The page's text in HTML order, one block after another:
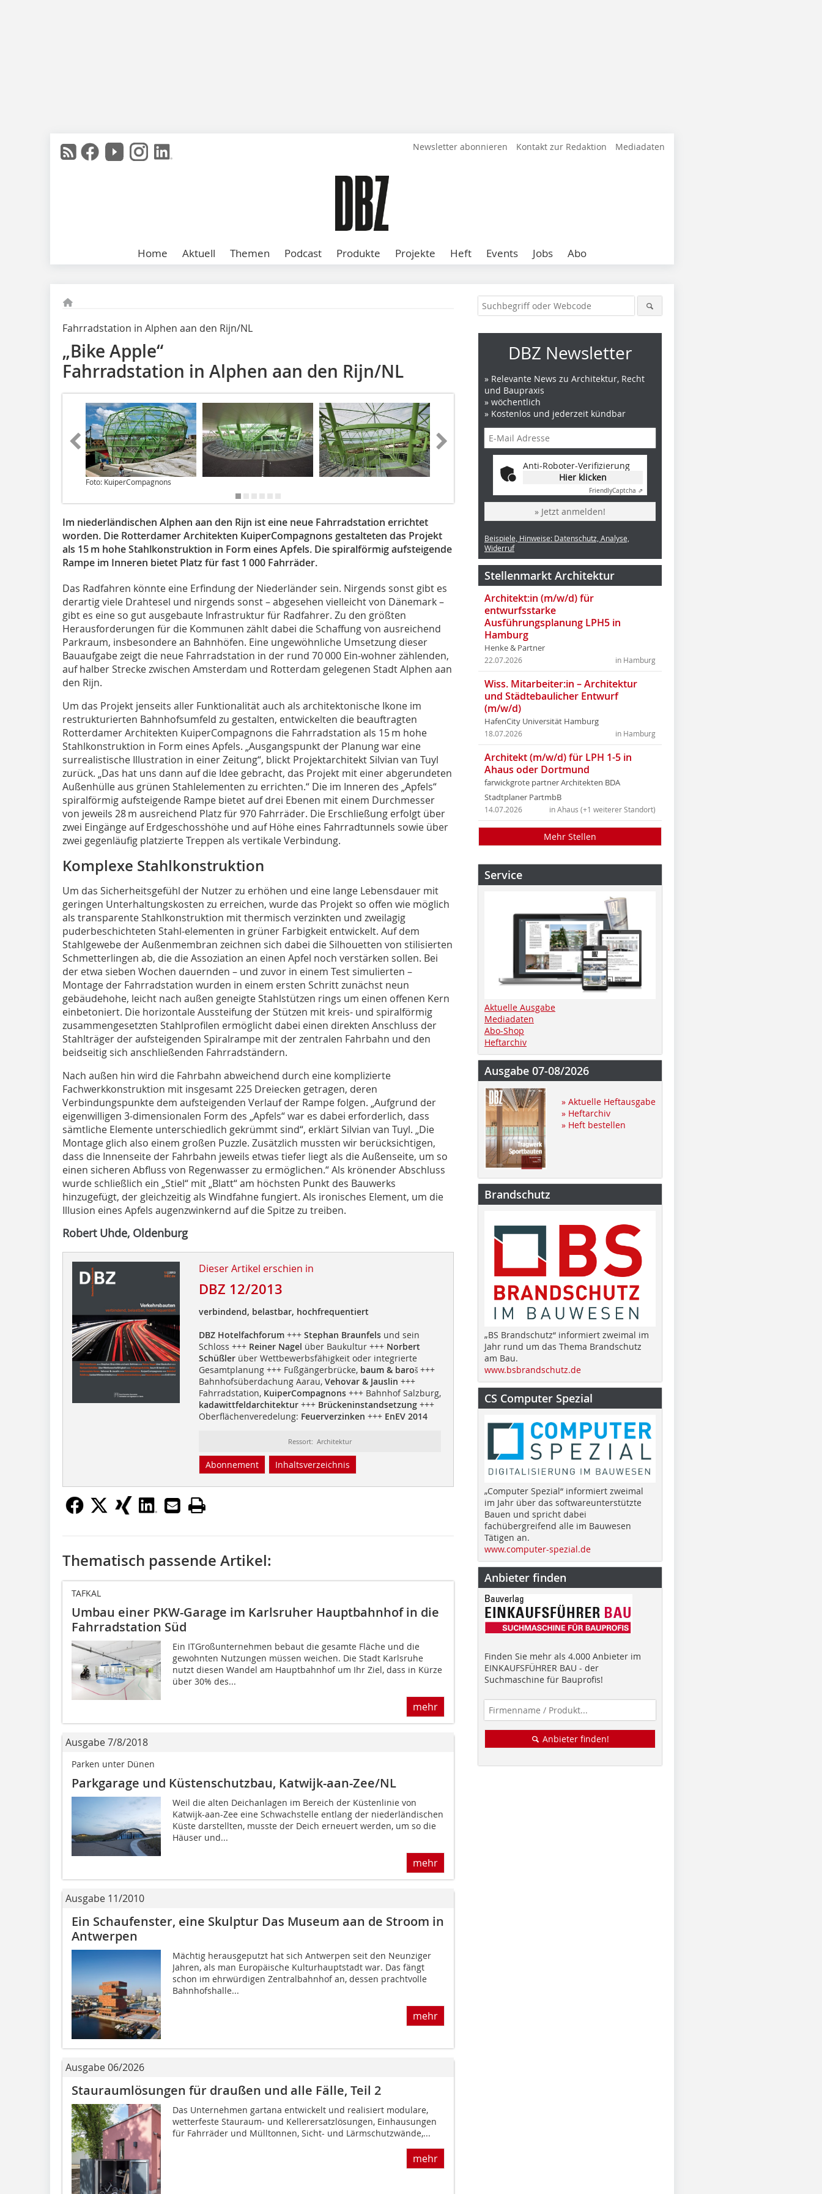
Newsletter abonnieren Kontakt zur Redaktion Mediadaten
Home Aktuell Themen Podcast Produkte Projekte Heft Events Jobs Abo
Fahrradstation in Alphen aan den Rijn/NL
„Bike Apple“
Fahrradstation in Alphen aan den Rijn/NL
Foto: KuiperCompagnons
Im niederländischen Alphen aan den Rijn ist eine neue Fahrradstation errichtet
worden. Die Rotterdamer Architekten KuiperCompagnons gestalteten das Projekt
als 15 m hohe Stahlkonstruktion in Form eines Apfels. Die spiralförmig aufsteigende
Rampe im Inneren bietet Platz für fast 1 000 Fahrräder.
Das Radfahren könnte eine Erfindung der Niederländer sein. Nirgends sonst gibt es
derartig viele Drahtesel und nirgends sonst – abgesehen vielleicht von Dänemark –
gibt es eine so gut ausgebaute Infrastruktur für Radfahrer. Zu den größten
Herausforderungen für die Kommunen zählt dabei die Schaffung von ausreichend
Parkraum, insbesondere an Bahnhöfen. Eine ungewöhnliche Umsetzung dieser
Bauaufgabe zeigt die neue Fahrradstation in der rund 70 000 Ein-wohner zählenden,
auf halber Strecke zwischen Amsterdam und Rotterdam gelegenen Stadt Alphen aan
den Rijn.
Um das Projekt jenseits aller Funktionalität auch als architektonische Ikone im
restrukturierten Bahnhofsumfeld zu gestalten, entwickelten die beauftragten
Rotterdamer Architekten KuiperCompagnons die Fahrradstation als 15 m hohe
Stahlkonstruktion in Form eines Apfels. „Ausgangspunkt der Planung war eine
surrealistische Illustration in einer Zeitung“, blickt Projektarchitekt Silvian van Tuyl
zurück. „Das hat uns dann auf die Idee gebracht, das Projekt mit einer abgerundeten
Außenhülle aus grünen Stahlelementen zu errichten.“ Die im Inneren des „Apfels“
spiralförmig aufsteigende Rampe bietet auf drei Ebenen mit einem Durchmesser
von jeweils 28 m ausreichend Platz für 970 Fahrräder. Die Erschließung erfolgt über
zwei Eingänge auf Erdgeschosshöhe und auf Höhe eines Fahrradtunnels sowie über
zwei gegenläufig platzierte Treppen als vertikale Verbindung.
Komplexe Stahlkonstruktion
Um das Sicherheitsgefühl der Nutzer zu erhöhen und eine lange Lebensdauer mit
geringen Unterhaltungskosten zu erreichen, wurde das Projekt so offen wie möglich
als transparente Stahlkonstruktion mit thermisch verzinkten und zweilagig
puderbeschichteten Stahl-elementen in grüner Farbigkeit entwickelt. Auf dem
Stahlgewebe der Außenmembran zeichnen sich dabei die Silhouetten von stilisierten
Schmetterlingen ab, die die Assoziation an einen Apfel noch verstärken sollen. Bei
der etwa sieben Wochen dauernden – und zuvor in einem Test simulierten –
Montage der Fahrradstation wurden in einem ersten Schritt zunächst neun
gebäudehohe, leicht nach außen geneigte Stahlstützen rings um einen offenen Kern
einbetoniert. Die horizon­tale Aussteifung der Stützen mit kreis- und spiralförmig
zusammengesetzten Stahlprofilen ermöglicht dabei einen direkten Anschluss der
Stahlträger der aufsteigenden Spiralrampe mit der zentralen Fahrbahn und den
beidseitig sich anschließenden Fahrradständern.
Nach außen hin wird die Fahrbahn abweichend durch eine kom­plizierte
Fachwerkkonstruktion mit insgesamt 225 Dreiecken getragen, deren
Verbindungspunkte dem aufsteigenden Verlauf der Rampe folgen. „Aufgrund der
eigenwilligen 3-dimensionalen Form des „Apfels“ war es dabei erforderlich, dass
sämtliche Elemente unterschiedlich gekrümmt sind“, erklärt Silvian van Tuyl. „Die
Montage glich also einem großen Puzzle. Zusätzlich mussten wir berücksichtigen,
dass die Innenseite der Fahrbahn jeweils etwas tiefer liegt als die Außenseite, um so
einen sicheren Abfluss von Regenwasser zu ermöglichen.“ Als krönender Abschluss
wurde schließlich ein „Stiel“ mit „Blatt“ am höchsten Punkt des Bauwerks
hinzugefügt, der gleichzeitig als Windfahne fungiert. Als ironisches Element, um die
Illusion eines Apfels augenzwinkernd auf die Spitze zu treiben.
Robert Uhde, Oldenburg
Dieser Artikel erschien in
DBZ 12/2013
verbindend, belastbar, hochfrequentiert
DBZ Hotelfachforum+++ Stephan Braunfelsund sein
Schloss +++Reiner Nagel über Baukultur +++Norbert
Schüßlerüber Wettbewerbsfähigkeit oder integrierte
Gesamtplanung +++ Fußgängerbrücke,baum & baroš+++
Bahnhofsüberdachung Aarau, Vehovar & Jauslin +++
Fahrradstation, KuiperCompagnons+++ Bahnhof Salzburg,
kadawittfeldarchitektur+++ Brückeninstandsetzung+++
Oberflächenveredelung: Feuerverzinken +++ EnEV 2014
Ressort: Architektur
Abonnement Inhaltsverzeichnis
Thematisch passende Artikel:
TAFKAL
Umbau einer PKW-Garage im Karlsruher Hauptbahnhof in die
Fahrradstation Süd
Ein ITGroßunternehmen bebaut die gesamte Fläche und die
gewohnten Nutzungen müssen weichen. Die Stadt Karlsruhe
nutzt diesen Wandel am Hauptbahnhof um Ihr Ziel, dass in Kürze
über 30% des...
mehr
Ausgabe 7/8/2018
Parken unter Dünen
Parkgarage und Küstenschutzbau, Katwijk-aan-Zee/NL
Weil die alten Deichanlagen im Bereich der Küstenlinie von
Katwijk-aan-Zee eine Schwachstelle entlang der niederländischen
Küste darstellten, musste der Deich erneuert werden, um so die
Häuser und...
mehr
Ausgabe 11/2010
Ein Schaufenster, eine Skulptur Das Museum aan de Stroom in
Antwerpen
Mächtig herausgeputzt hat sich Antwerpen seit den Neunziger
Jahren, als man Europäische Kulturhauptstadt war. Das fängt
schon im ehrwürdigen Zentralbahnhof an, dessen prachtvolle
Bahnhofshalle...
mehr
Ausgabe 06/2026
Stauraumlösungen für draußen und alle Fälle, Teil 2
Das Unternehmen gartana entwickelt und realisiert modulare,
wetterfeste Stauraum- und Kellerersatzlösungen, Einhausungen
für Fahrräder und Mülltonnen, Sicht- und Lärmschutzwände,...
mehr
DBZ Newsletter
» Relevante News zu Architektur, Recht
und Baupraxis
» wöchentlich
» Kostenlos und jederzeit kündbar
Anti-Roboter-Verifizierung
Hier klicken
FriendlyCaptcha ⇗
» Jetzt anmelden!
Beispiele, Hinweise: Datenschutz, Analyse,
Widerruf
Stellenmarkt Architektur
Architekt:in (m/w/d) für
entwurfsstarke
Ausführungsplanung LPH5 in
Hamburg
Henke & Partner
in Hamburg
22.07.2026
Wiss. Mitarbeiter:in – Architektur
und Städtebaulicher Entwurf
(m/w/d)
HafenCity Universität Hamburg
in Hamburg
18.07.2026
Architekt (m/w/d) für LPH 1-5 in
Ahaus oder Dortmund
farwickgrote partner Architekten BDA
Stadtplaner PartmbB
in Ahaus (+1 weiterer Standort)
14.07.2026
Mehr Stellen
Service
Aktuelle Ausgabe
Mediadaten
Abo-Shop
Heftarchiv
Ausgabe 07-08/2026
» Aktuelle Heftausgabe
» Heftarchiv
» Heft bestellen
Brandschutz
„BS Brandschutz“ informiert zweimal im
Jahr rund um das Thema Brandschutz
am Bau.
www.bsbrandschutz.de
CS Computer Spezial
„Computer Spezial“ informiert zweimal
im Jahr über das softwareunterstützte
Bauen und spricht dabei
fachübergreifend alle im Bauwesen
Tätigen an.
www.computer-spezial.de
Anbieter finden
Finden Sie mehr als 4.000 Anbieter im
EINKAUFSFÜHRER BAU - der
Suchmaschine für Bauprofis!
Anbieter finden!